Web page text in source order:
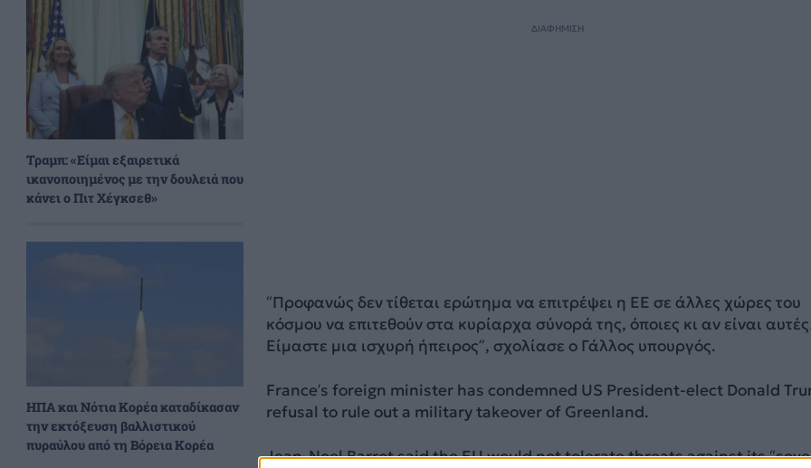
Τραμπ: «Είμαι εξαιρετικά
ικανοποιημένος με την δουλειά που
κάνει ο Πιτ Χέγκσεθ»
ΗΠΑ και Νότια Κορέα καταδίκασαν
την εκτόξευση βαλλιστικού
πυραύλου από τη Βόρεια Κορέα
ΔΙΑΦΗΜΙΣΗ
“Προφανώς δεν τίθεται ερώτημα να επιτρέψει η ΕΕ σε άλλες χώρες του
κόσμου να επιτεθούν στα κυρίαρχα σύνορά της, όποιες κι αν είναι
Είμαστε μια ισχυρή ήπειρος”, σχολίασε ο Γάλλος υπουργός.
France’s foreign minister has condemned US President-elect Donald
refusal to rule out a military takeover of Greenland.
Jean-Noel Barrot said the EU would not tolerate threats against its